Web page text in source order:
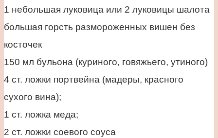
1 небольшая луковица или 2 луковицы шалота
большая горсть размороженных вишен без
косточек
150 мл бульона (куриного, говяжьего, утиного)
4 ст. ложки портвейна (мадеры, красного
сухого вина);
1 ст. ложка меда;
2 ст. ложки соевого соуса